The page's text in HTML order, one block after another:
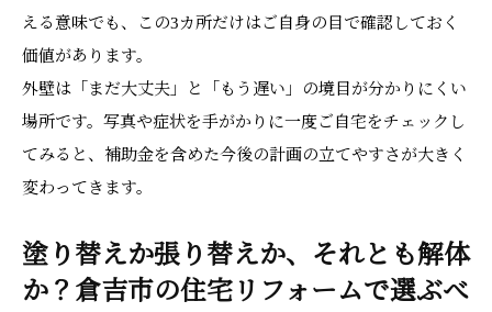
える意味でも、この3カ所だけはご自身の目で確認しておく
価値があります。
外壁は「まだ大丈夫」と「もう遅い」の境目が分かりにくい
場所です。写真や症状を手がかりに一度ご自宅をチェックし
てみると、補助金を含めた今後の計画の立てやすさが大きく
変わってきます。
塗り替えか張り替えか、それとも解体
か？倉吉市の住宅リフォームで選ぶべ